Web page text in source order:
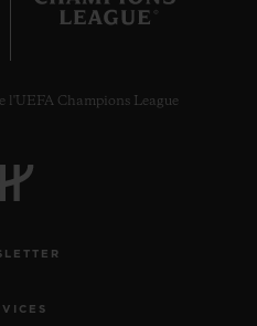
l'UEFA Champions League